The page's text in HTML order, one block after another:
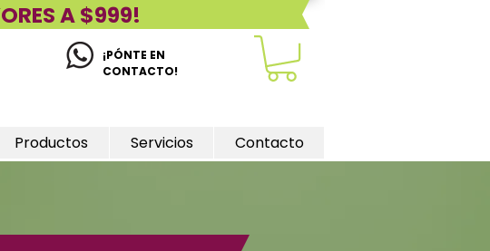
A $999!
¡PÓNTE EN
CONTACTO!
Productos Servicios Contacto